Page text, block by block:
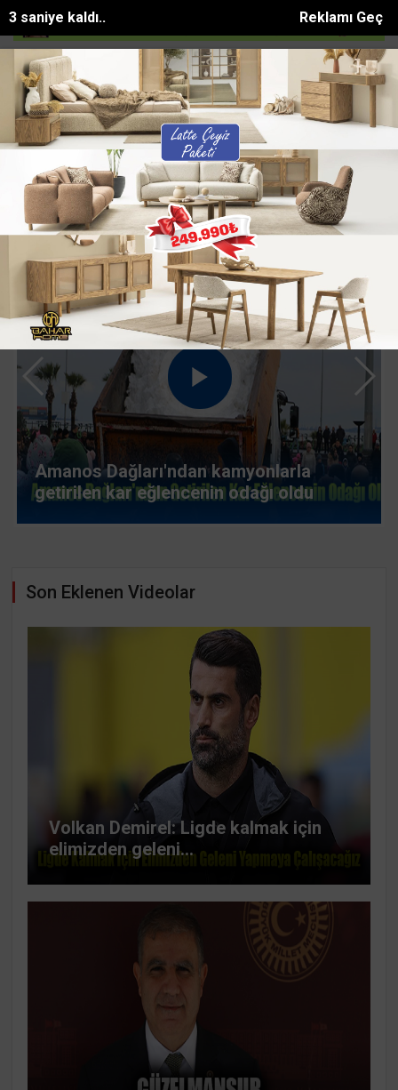
Reklamı Geç
1 saniye kaldı..
SON DAKİKA:
motosiklete arkada... Otomobile çarpmamak için frene
Web TV | Video Galeri
Gurur ve sevinci aynı anda yaşadı
Son Eklenen Videolar
Volkan Demirel: Ligde kalmak için
elimizden geleni...